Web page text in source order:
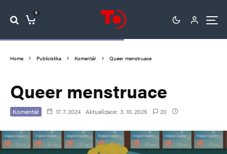
0
Home Publicistika Komentář Queer menstruace
Queer menstruace
Komentář 17. 7. 2024 Aktualizace: 3. 10. 2025 20